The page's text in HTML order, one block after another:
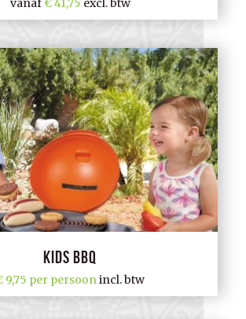
vanaf 41,75 excl. btw
Kids BBQ
9,75 per persoonincl. btw